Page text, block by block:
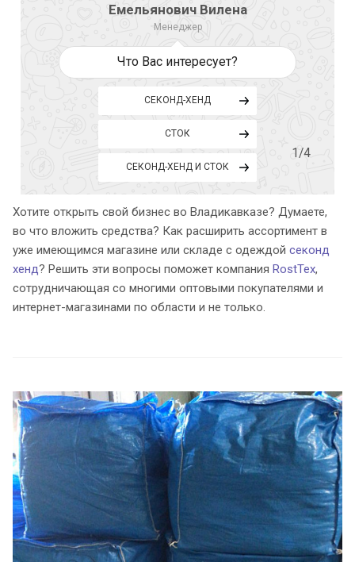
Емельянович Вилена
Менеджер
Что Вас интересует?
1/4
СЕКОНД-ХЕНД
СТОК
СЕКОНД-ХЕНД И СТОК
Хотите открыть свой бизнес во Владикавказе? Думаете,
во что вложить средства? Как расширить ассортимент в
уже имеющимся магазине или складе с одеждой секонд
хенд? Решить эти вопросы поможет компания RostTex,
сотрудничающая со многими оптовыми покупателями и
интернет-магазинами по области и не только.